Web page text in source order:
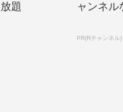
題
ャンネル
PR(Rチャンネル)